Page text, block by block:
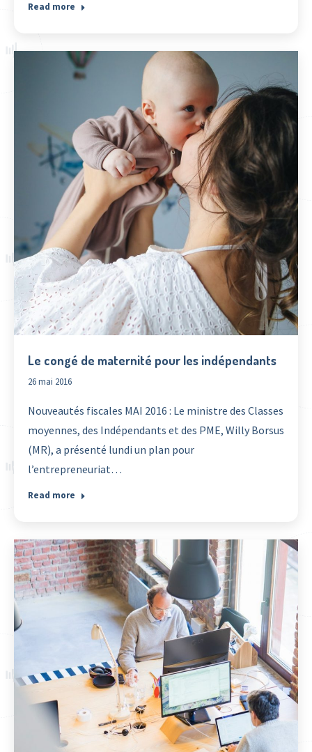
Read more
Le congé de maternité pour les indépendants
26 mai 2016
Nouveautés fiscales MAI 2016 : Le ministre des Classes
moyennes, des Indépendants et des PME, Willy Borsus
(MR), a présenté lundi un plan pour
l’entrepreneuriat…
Read more